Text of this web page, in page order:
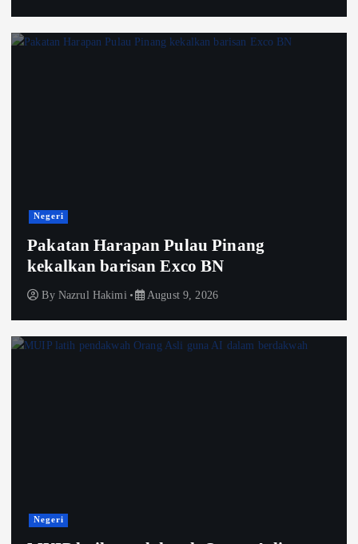
Negeri
Pakatan Harapan Pulau Pinang
kekalkan barisan Exco BN
By Nazrul Hakimi August 9, 2026
Negeri